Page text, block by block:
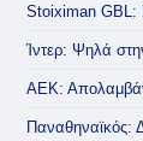
Stoiximan GBL:
Ίντερ: Ψηλά
ΑΕΚ:
Παναθηναϊκός: